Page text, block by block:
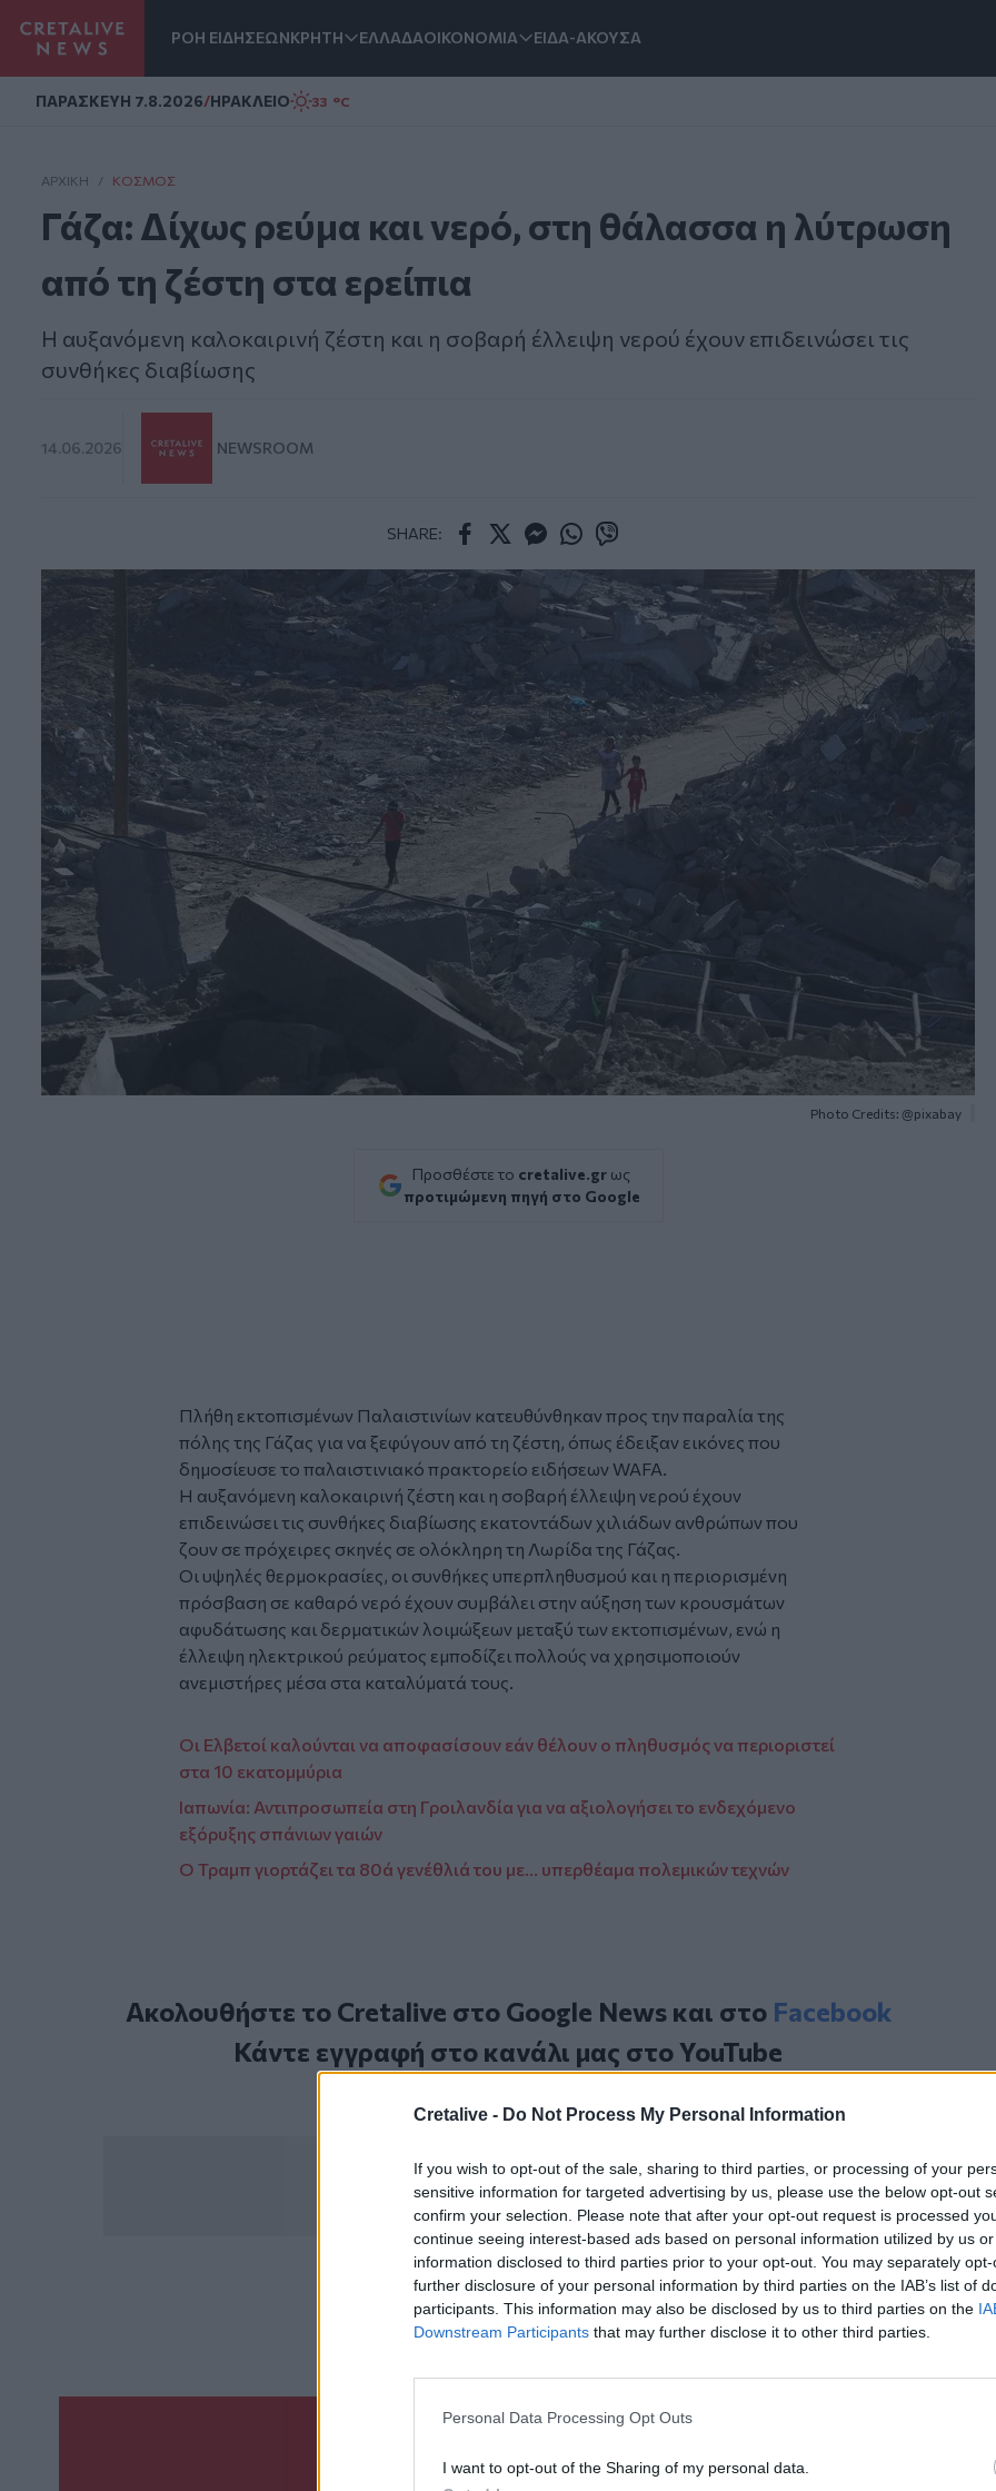
Cretalive - Do Not Process My Personal Information
If you wish to opt-out of the sale, sharing to third parties, or processing of your
sensitive information for targeted advertising by us, please use the below opt-out
confirm your selection. Please note that after your opt-out request is processed
continue seeing interest-based ads based on personal information utilized by us
information disclosed to third parties prior to your opt-out. You may separately
further disclosure of your personal information by third parties on the IAB’s list of
participants. This information may also be disclosed by us to third parties on the
Downstream Participants that may further disclose it to other third parties.
Personal Data Processing Opt Outs
I want to opt-out of the Sharing of my personal data.
ΡΟΗ ΕΙΔΗΣΕΩΝΚΡΗΤΗ ΕΛΛΑΔΑΟΙΚΟΝΟΜΙΑ ΕΙΔΑ-ΑΚΟΥΣΑ
ΠΑΡΑΣΚΕΥΗ 7.8.2026/ΗΡΑΚΛΕΙΟ 33 °C
ΑΡΧΙΚΗ / ΚΌΣΜΟΣ
Γάζα: Δίχως ρεύμα και νερό, στη θάλασσα η λύτρωση
από τη ζέστη στα ερείπια
Η αυξανόμενη καλοκαιρινή ζέστη και η σοβαρή έλλειψη νερού έχουν επιδεινώσει τις
συνθήκες διαβίωσης
14.06.2026 NEWSROOM
SHARE:
Photo Credits: @pixabay
Προσθέστε το cretalive.gr ως
προτιμώμενη πηγή στο Google
Πλήθη εκτοπισμένων Παλαιστινίων κατευθύνθηκαν προς την παραλία της
πόλης της Γάζας για να ξεφύγουν από τη ζέστη, όπως έδειξαν εικόνες που
δημοσίευσε το παλαιστινιακό πρακτορείο ειδήσεων WAFA.
Η αυξανόμενη καλοκαιρινή ζέστη και η σοβαρή έλλειψη νερού έχουν
επιδεινώσει τις συνθήκες διαβίωσης εκατοντάδων χιλιάδων ανθρώπων που
ζουν σε πρόχειρες σκηνές σε ολόκληρη τη Λωρίδα της Γάζας.
Οι υψηλές θερμοκρασίες, οι συνθήκες υπερπληθυσμού και η περιορισμένη
πρόσβαση σε καθαρό νερό έχουν συμβάλει στην αύξηση των κρουσμάτων
αφυδάτωσης και δερματικών λοιμώξεων μεταξύ των εκτοπισμένων, ενώ η
έλλειψη ηλεκτρικού ρεύματος εμποδίζει πολλούς να χρησιμοποιούν
ανεμιστήρες μέσα στα καταλύματά τους.
Οι Ελβετοί καλούνται να αποφασίσουν εάν θέλουν ο πληθυσμός να περιοριστεί
στα 10 εκατομμύρια
Ιαπωνία: Αντιπροσωπεία στη Γροιλανδία για να αξιολογήσει το ενδεχόμενο
εξόρυξης σπάνιων γαιών
Ο Τραμπ γιορτάζει τα 80ά γενέθλιά του με... υπερθέαμα πολεμικών τεχνών
Ακολουθήστε το Cretalive στο Google Newsκαι στο Facebook
Κάντε εγγραφή στο κανάλι μας στοYouTube
ΣΧΕΤΙΚΆ TAGS
Λωρίδα της Γάζας
Γίνε ο ρεπόρτερ του CRETALIVE
ΣΤΕΊΛΕ ΤΗΝ ΕΊΔΗΣΗ